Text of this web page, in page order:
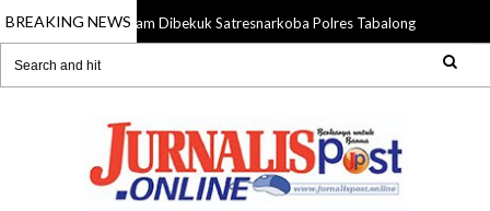
BREAKING NEWS
Sabu 13,48 Gram Dibekuk Satresnarkoba Polres Tabalong